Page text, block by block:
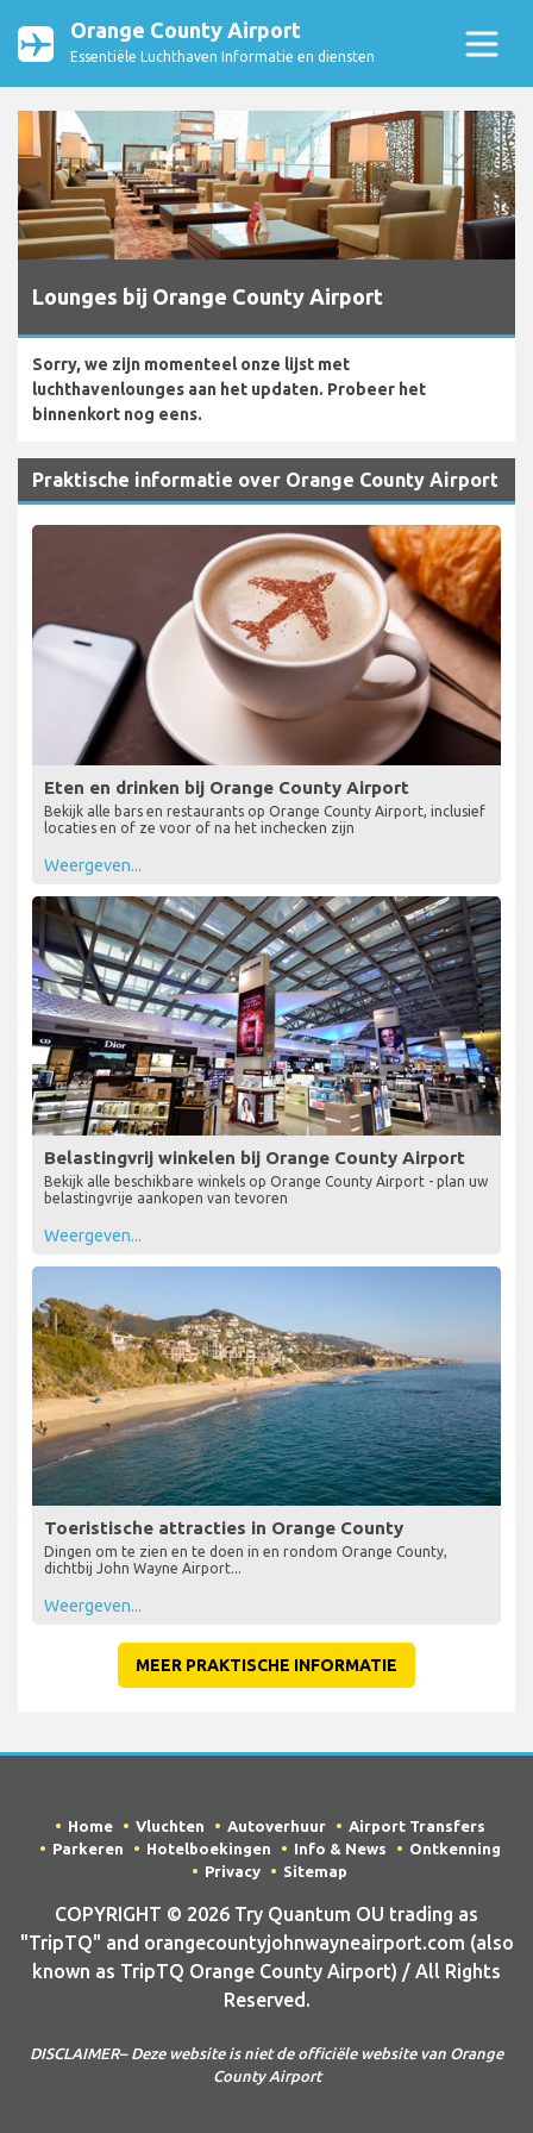
Orange County Airport
Essentiële Luchthaven Informatie en diensten
Lounges bij Orange County Airport
Sorry, we zijn momenteel onze lijst met
luchthavenlounges aan het updaten. Probeer het
binnenkort nog eens.
Praktische informatie over Orange County Airport
Eten en drinken bij Orange County Airport
Bekijk alle bars en restaurants op Orange County Airport, inclusief
locaties en of ze voor of na het inchecken zijn
Weergeven...
Belastingvrij winkelen bij Orange County Airport
Bekijk alle beschikbare winkels op Orange County Airport - plan uw
belastingvrije aankopen van tevoren
Weergeven...
Toeristische attracties in Orange County
Dingen om te zien en te doen in en rondom Orange County,
dichtbij John Wayne Airport...
Weergeven...
MEER PRAKTISCHE INFORMATIE
Home Vluchten Autoverhuur
Airport Transfers
Parkeren
Hotelboekingen Info & News
Ontkenning
Privacy
Sitemap
COPYRIGHT © 2026 Try Quantum OU trading as
"TripTQ" and orangecountyjohnwayneairport.com (also
known as TripTQ Orange County Airport) / All Rights
Reserved.
DISCLAIMER– Deze website is niet de officiële website van Orange
County Airport